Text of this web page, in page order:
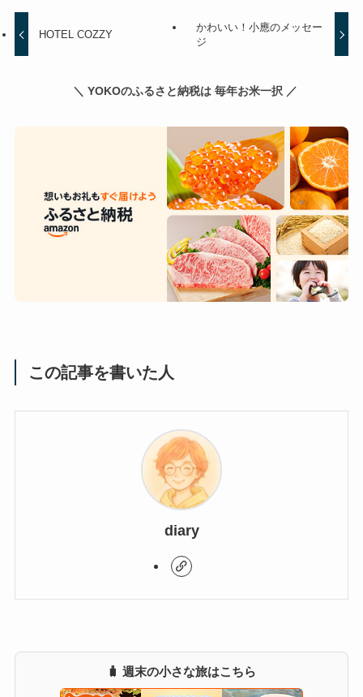
HOTEL COZZY
かわいい！小應のメッセー
ジ
＼ YOKOのふるさと納税は 毎年お米一択 ／
この記事を書いた人
diary
🧳 週末の小さな旅はこちら